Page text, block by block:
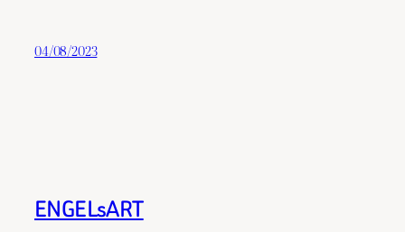
04/08/2023
ENGELsART